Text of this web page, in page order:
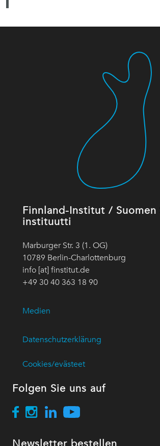
Finnland-Institut / Suomen
instituutti
Marburger Str. 3 (1. OG)
10789 Berlin-Charlottenburg
info [at] finstitut.de
+49 30 40 363 18 90
Medien
Datenschutzerklärung
Cookies/evästeet
Folgen Sie uns auf